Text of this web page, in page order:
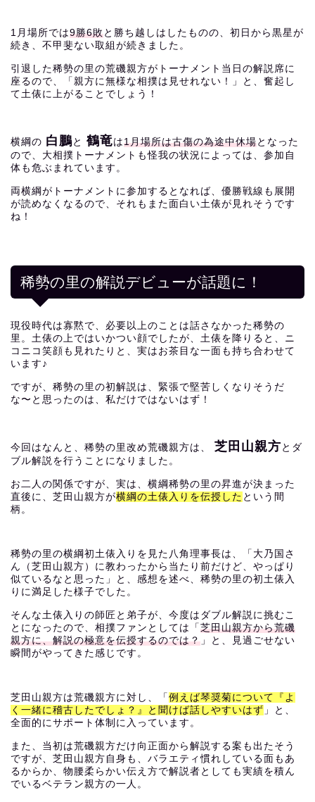
1月場所では9勝6敗と勝ち越しはしたものの、初日から黒星が
続き、不甲斐ない取組が続きました。
引退した稀勢の里の荒磯親方がトーナメント当日の解説席に
座るので、「親方に無様な相撲は見せれない！」と、奮起し
て土俵に上がることでしょう！
横綱の 白鵬と 鶴竜は1月場所は古傷の為途中休場となった
ので、大相撲トーナメントも怪我の状況によっては、参加自
体も危ぶまれています。
両横綱がトーナメントに参加するとなれば、優勝戦線も展開
が読めなくなるので、それもまた面白い土俵が見れそうです
ね！
稀勢の里の解説デビューが話題に！
現役時代は寡黙で、必要以上のことは話さなかった稀勢の
里。土俵の上ではいかつい顔でしたが、土俵を降りると、ニ
コニコ笑顔も見れたりと、実はお茶目な一面も持ち合わせて
います♪
ですが、稀勢の里の初解説は、緊張で堅苦しくなりそうだ
な〜と思ったのは、私だけではないはず！
今回はなんと、稀勢の里改め荒磯親方は、 芝田山親方 とダ
ブル解説を行うことになりました。
お二人の関係ですが、実は、横綱稀勢の里の昇進が決まった
直後に、芝田山親方が横綱の土俵入りを伝授した という間
柄。
稀勢の里の横綱初土俵入りを見た八角理事長は、「大乃国さ
ん（芝田山親方）に教わったから当たり前だけど、やっぱり
似ているなと思った」と、感想を述べ、稀勢の里の初土俵入
りに満足した様子でした。
そんな土俵入りの師匠と弟子が、今度はダブル解説に挑むこ
とになったので、相撲ファンとしては「 芝田山親方から荒磯
親方に、解説の極意を伝授するのでは？ 」と、見過ごせない
瞬間がやってきた感じです。
芝田山親方は荒磯親方に対し、「 例えば琴奨菊について『よ
く一緒に稽古したでしょ？』と聞けば話しやすいはず 」と、
全面的にサポート体制に入っています。
また、当初は荒磯親方だけ向正面から解説する案も出たそう
ですが、芝田山親方自身も、バラエティ慣れしている面もあ
るからか、物腰柔らかい伝え方で解説者としても実績を積ん
でいるベテラン親方の一人。